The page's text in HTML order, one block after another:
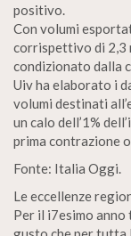
positivo.
Con volumi
corrispettivo di 2,3
condizionato dalla
Uiv ha elaborato i
volumi destinati
un calo dell’1%
prima contrazione
Fonte: Italia Oggi.
Le eccellenze
Per il i7esimo